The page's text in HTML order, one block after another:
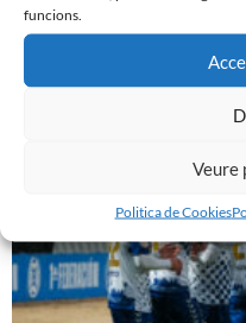
funcions.
Veure
Politica de Cookies
NOVA CREU ALTA
10 de març de 2024
Leer más »